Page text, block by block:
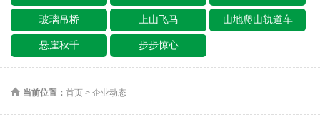
玻璃吊桥 上山飞马 山地爬山轨道车
悬崖秋千 步步惊心
当前位置： 首页 > 企业动态